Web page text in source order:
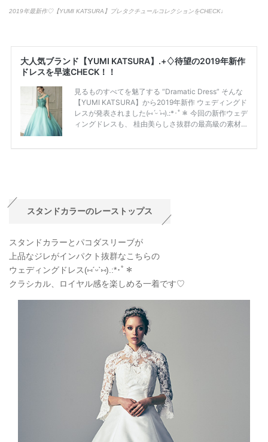
2019年最新作♡【YUMI KATSURA】プレタクチュールコレクションをCHECK♩
スタンドカラーのレーストップス
スタンドカラーとパコダスリーブが
上品なジレがインパクト抜群なこちらの
ウェディングドレス(⑅ˊᵕˋ⑅).:*･ﾟ＊
クラシカル、ロイヤル感を楽しめる一着です♡